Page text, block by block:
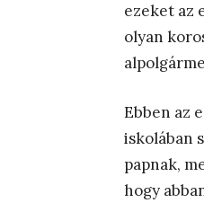
ezeket az
olyan
Ebben az
iskolában
papnak,
hogy